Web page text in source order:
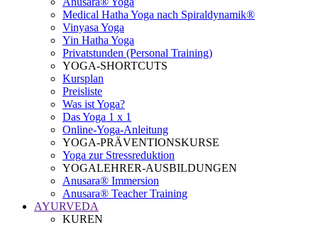
Medical Hatha Yoga nach Spiraldynamik®
Vinyasa Yoga
Yin Hatha Yoga
Privatstunden (Personal Training)
YOGA-SHORTCUTS
Kursplan
Preisliste
Was ist Yoga?
Das Yoga 1 x 1
Online-Yoga-Anleitung
YOGA-PRÄVENTIONSKURSE
Yoga zur Stressreduktion
YOGALEHRER-AUSBILDUNGEN
Anusara® Immersion
Anusara® Teacher Training
AYURVEDA
KUREN